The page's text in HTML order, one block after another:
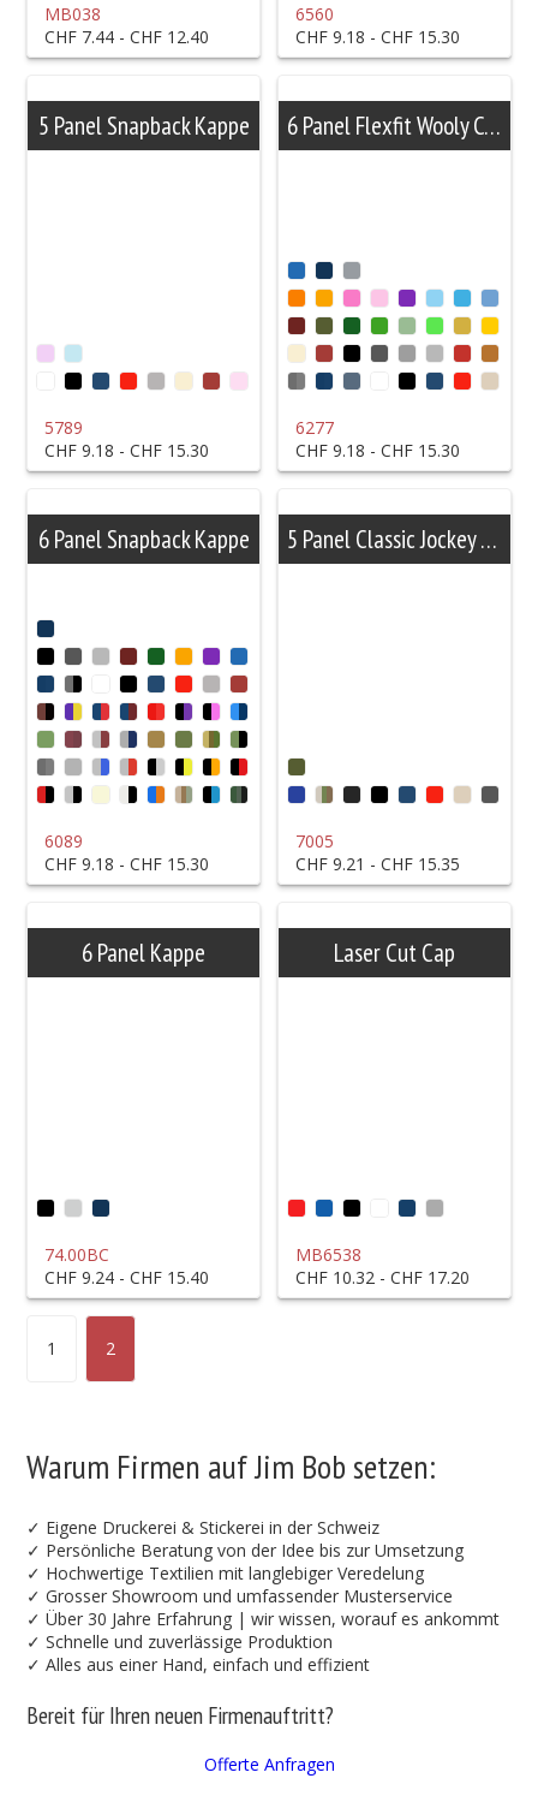
MB038
CHF 7.44 - CHF 12.40
6560
CHF 9.18 - CHF 15.30
5 Panel Snapback Kappe
5789
CHF 9.18 - CHF 15.30
6 Panel Flexfit Wooly Combed Kappe
6277
CHF 9.18 - CHF 15.30
6 Panel Snapback Kappe
6089
CHF 9.18 - CHF 15.30
5 Panel Classic Jockey Kappe
7005
CHF 9.21 - CHF 15.35
6 Panel Kappe
74.00BC
CHF 9.24 - CHF 15.40
Laser Cut Cap
MB6538
CHF 10.32 - CHF 17.20
1 2
Warum Firmen auf Jim Bob setzen:
✓ Eigene Druckerei & Stickerei in der Schweiz
✓ Persönliche Beratung von der Idee bis zur Umsetzung
✓ Hochwertige Textilien mit langlebiger Veredelung
✓ Grosser Showroom und umfassender Musterservice
✓ Über 30 Jahre Erfahrung | wir wissen, worauf es ankommt
✓ Schnelle und zuverlässige Produktion
✓ Alles aus einer Hand, einfach und effizient
Bereit für Ihren neuen Firmenauftritt?
Offerte Anfragen